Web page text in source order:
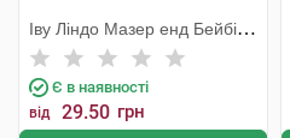
Іву Ліндо Мазер енд Бейбі
Продактс
Є в наявності
від 29.50 грн